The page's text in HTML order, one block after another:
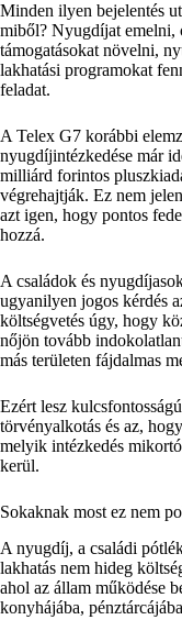
Minden ilyen bejelentés
miből? Nyugdíjat emelni,
támogatásokat növelni,
lakhatási programokat
feladat.
A Telex G7 korábbi
nyugdíjintézkedése már
milliárd forintos
végrehajtják. Ez nem
azt igen, hogy pontos
hozzá.
A családok és
ugyanilyen jogos kérdés
költségvetés úgy, hogy
nőjön tovább
más területen fájdalmas
Ezért lesz
törvényalkotás és az,
melyik intézkedés
kerül.
Sokaknak most ez nem
A nyugdíj, a családi
lakhatás nem hideg
ahol az állam működése
konyhájába,